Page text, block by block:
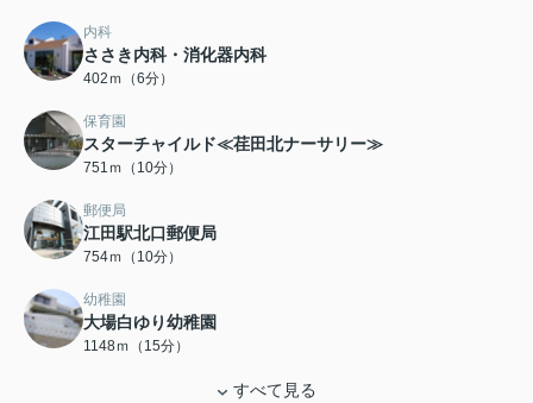
内科
ささき内科・消化器内科
402ｍ（6分）
保育園
スターチャイルド≪荏田北ナーサリー≫
751ｍ（10分）
郵便局
江田駅北口郵便局
754ｍ（10分）
幼稚園
大場白ゆり幼稚園
1148ｍ（15分）
すべて見る